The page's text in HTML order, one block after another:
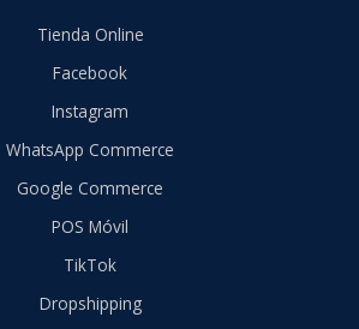
Tienda Online
Facebook
Instagram
WhatsApp Commerce
Google Commerce
POS Móvil
TikTok
Dropshipping